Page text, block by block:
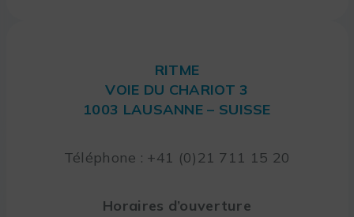
RITME
VOIE DU CHARIOT 3
1003 LAUSANNE – SUISSE
Téléphone : +41 (0)21 711 15 20
Horaires d’ouverture